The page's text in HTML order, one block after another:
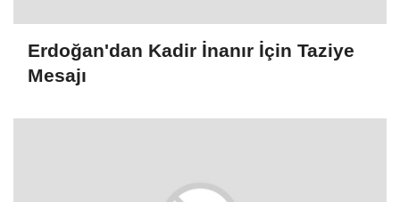
Erdoğan'dan Kadir İnanır İçin Taziye
Mesajı